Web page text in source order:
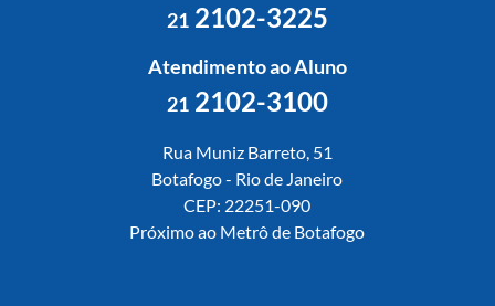
212102-3225
Atendimento ao Aluno
212102-3100
Rua Muniz Barreto, 51
Botafogo - Rio de Janeiro
CEP: 22251-090
Próximo ao Metrô de Botafogo